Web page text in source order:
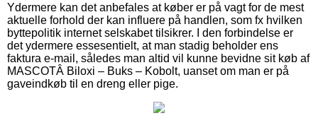
Ydermere kan det anbefales at køber er på vagt for de mest
aktuelle forhold der kan influere på handlen, som fx hvilken
byttepolitik internet selskabet tilsikrer. I den forbindelse er
det ydermere essesentielt, at man stadig beholder ens
faktura e-mail, således man altid vil kunne bevidne sit køb af
MASCOTÂ Biloxi – Buks – Kobolt, uanset om man er på
gaveindkøb til en dreng eller pige.